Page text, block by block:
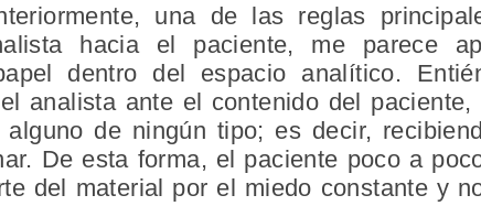
una de las reglas
hacia el paciente, me parece
dentro del espacio analítico.
analista ante el contenido del
de ningún tipo; es decir,
De esta forma, el paciente poco a
del material por el miedo constante y